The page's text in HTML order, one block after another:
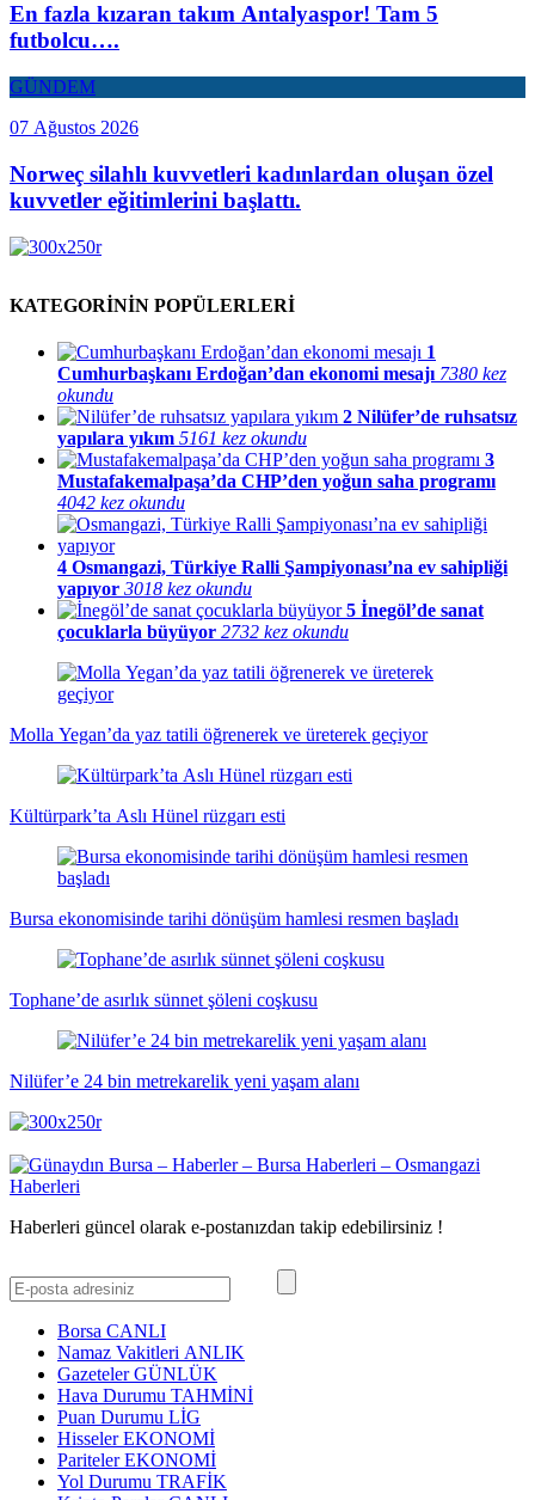
En fazla kızaran takım Antalyaspor! Tam 5
futbolcu….
GÜNDEM
07 Ağustos 2026
Norweç silahlı kuvvetleri kadınlardan oluşan özel
kuvvetler eğitimlerini başlattı.
KATEGORİNİN POPÜLERLERİ
1
Cumhurbaşkanı Erdoğan’dan ekonomi mesajı 7380 kez
okundu
2 Nilüfer’de ruhsatsız
yapılara yıkım 5161 kez okundu
3
Mustafakemalpaşa’da CHP’den yoğun saha programı
4042 kez okundu
4 Osmangazi, Türkiye Ralli Şampiyonası’na ev sahipliği
yapıyor 3018 kez okundu
5 İnegöl’de sanat
çocuklarla büyüyor 2732 kez okundu
Molla Yegan’da yaz tatili öğrenerek ve üreterek geçiyor
Kültürpark’ta Aslı Hünel rüzgarı esti
Bursa ekonomisinde tarihi dönüşüm hamlesi resmen başladı
Tophane’de asırlık sünnet şöleni coşkusu
Nilüfer’e 24 bin metrekarelik yeni yaşam alanı
Haberleri güncel olarak e-postanızdan takip edebilirsiniz !
Borsa CANLI
Namaz Vakitleri ANLIK
GazetelerGÜNLÜK
Hava Durumu TAHMİNİ
Puan Durumu LİG
HisselerEKONOMİ
ParitelerEKONOMİ
Yol Durumu TRAFİK